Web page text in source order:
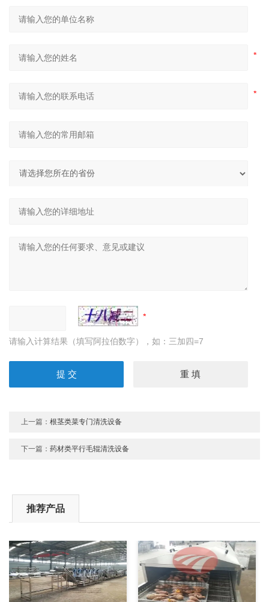
请输入计算结果（填写阿拉伯数字），如：三加四=7
上一篇：根茎类菜专门清洗设备
下一篇：药材类平行毛辊清洗设备
推荐产品